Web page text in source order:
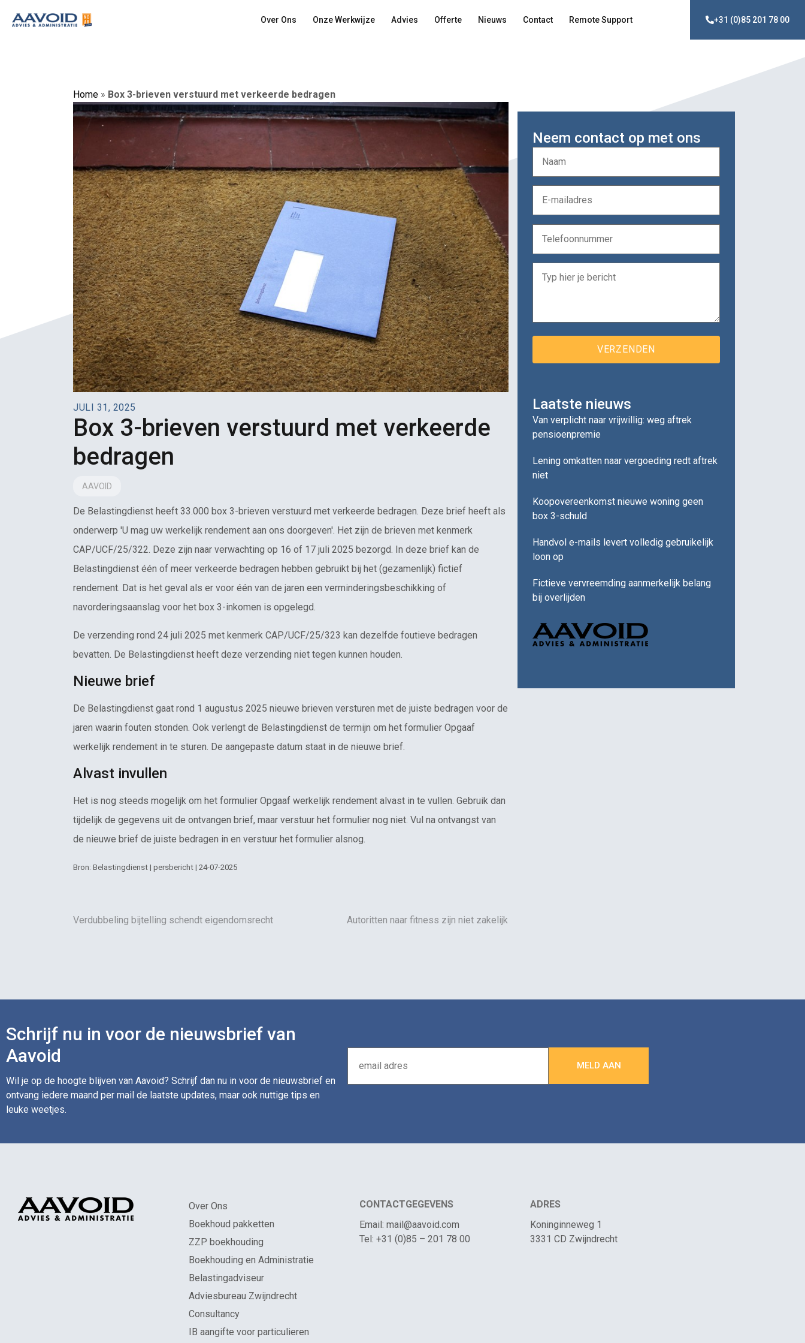
Over Ons Onze Werkwijze Advies Offerte Nieuws Contact Remote Support +31 (0)85 201 78 00
Home » Box 3-brieven verstuurd met verkeerde bedragen
JULI 31, 2025
Box 3-brieven verstuurd met verkeerde
bedragen
AAVOID
De Belastingdienst heeft 33.000 box 3-brieven verstuurd met verkeerde bedragen. Deze brief heeft als
onderwerp 'U mag uw werkelijk rendement aan ons doorgeven'. Het zijn de brieven met kenmerk
CAP/UCF/25/322. Deze zijn naar verwachting op 16 of 17 juli 2025 bezorgd. In deze brief kan de
Belastingdienst één of meer verkeerde bedragen hebben gebruikt bij het (gezamenlijk) fictief
rendement. Dat is het geval als er voor één van de jaren een verminderingsbeschikking of
navorderingsaanslag voor het box 3-inkomen is opgelegd.
De verzending rond 24 juli 2025 met kenmerk CAP/UCF/25/323 kan dezelfde foutieve bedragen
bevatten. De Belastingdienst heeft deze verzending niet tegen kunnen houden.
Nieuwe brief
De Belastingdienst gaat rond 1 augustus 2025 nieuwe brieven versturen met de juiste bedragen voor de
jaren waarin fouten stonden. Ook verlengt de Belastingdienst de termijn om het formulier Opgaaf
werkelijk rendement in te sturen. De aangepaste datum staat in de nieuwe brief.
Alvast invullen
Het is nog steeds mogelijk om het formulier Opgaaf werkelijk rendement alvast in te vullen. Gebruik dan
tijdelijk de gegevens uit de ontvangen brief, maar verstuur het formulier nog niet. Vul na ontvangst van
de nieuwe brief de juiste bedragen in en verstuur het formulier alsnog.
Bron: Belastingdienst | persbericht | 24-07-2025
Verdubbeling bijtelling schendt eigendomsrecht Autoritten naar fitness zijn niet zakelijk
Neem contact op met ons
Laatste nieuws
Van verplicht naar vrijwillig: weg aftrek
pensioenpremie
Lening omkatten naar vergoeding redt aftrek
niet
Koopovereenkomst nieuwe woning geen
box 3-schuld
Handvol e-mails levert volledig gebruikelijk
loon op
Fictieve vervreemding aanmerkelijk belang
bij overlijden
Schrijf nu in voor de nieuwsbrief van
Aavoid
Wil je op de hoogte blijven van Aavoid? Schrijf dan nu in voor de nieuwsbrief en
ontvang iedere maand per mail de laatste updates, maar ook nuttige tips en
leuke weetjes.
Over Ons
Boekhoud pakketten
ZZP boekhouding
Boekhouding en Administratie
Belastingadviseur
Adviesbureau Zwijndrecht
Consultancy
IB aangifte voor particulieren
CONTACTGEGEVENS
Email: mail@aavoid.com
Tel: +31 (0)85 – 201 78 00
ADRES
Koninginneweg 1
3331 CD Zwijndrecht